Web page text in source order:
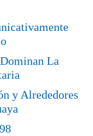
La
y Alrededores